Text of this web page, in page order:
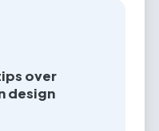
over
design